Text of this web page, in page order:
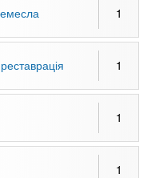
1
1
1
1